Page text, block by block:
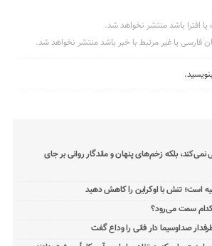
افترا باشد منتشر نخواهد شد.
فارسی یا غیر مرتبط با خبر باشد منتشر نخواهد شد.
بلکه زخم‌های پنهان و ماندگار روانی بر جای
است؛ تنش با اوکراین را کاهش دهید
کدام سمت می‌رود؟
صداوسیما دار فانی را وداع گفت